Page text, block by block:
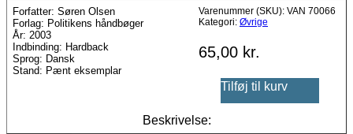
Forfatter: Søren Olsen
Forlag: Politikens håndbøger
År: 2003
Indbinding: Hardback
Sprog: Dansk
Stand: Pænt eksemplar
Varenummer (SKU): VAN 70066
Kategori: Øvrige
65,00 kr.
Tilføj til kurv
Beskrivelse: